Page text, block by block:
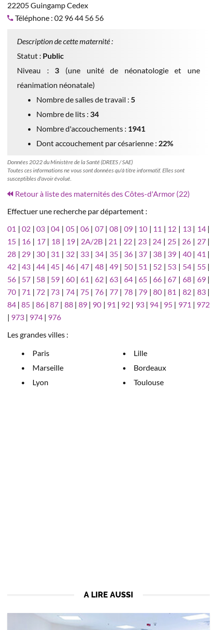
22205 Guingamp Cedex
Téléphone : 02 96 44 56 56
Description de cette maternité :
Statut : Public
Niveau : 3 (une unité de néonatologie et une
réanimation néonatale)
Nombre de salles de travail : 5
Nombre de lits : 34
Nombre d'accouchements : 1941
Dont accouchement par césarienne : 22%
Données 2022 du Ministère de la Santé (DREES / SAE)
Toutes ces informations ne vous sont données qu'à titre informatif. Elles sont
susceptibles d'avoir évolué.
Retour à liste des maternités des Côtes-d'Armor (22)
Effectuer une recherche par département :
01 |02 |03 |04 | 05| 06| 07| 08| 09 | 10 | 11 | 12 | 13| 14|
15 | 16 | 17| 18 | 19| 2A/2B| 21 | 22| 23 | 24 | 25| 26 | 27|
28 | 29 | 30 | 31 | 32| 33| 34| 35| 36 | 37 | 38 | 39 | 40| 41 |
42 |43 |44 |45 | 46| 47| 48| 49| 50 | 51 | 52 | 53 | 54| 55|
56 | 57 | 58 | 59 | 60| 61 | 62| 63| 64 |65 |66 |67 | 68| 69|
70 |71 |72 |73 | 74| 75| 76| 77| 78 |79 |80 |81 | 82| 83|
84 |85 | 86|87 | 88| 89| 90 | 91 | 92 | 93| 94| 95 | 971 | 972
| 973 | 974 | 976
Les grandes villes :
Paris
Marseille
Lyon
Lille
Bordeaux
Toulouse
A LIRE AUSSI